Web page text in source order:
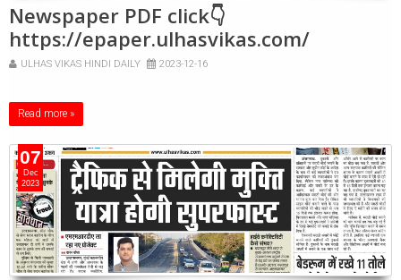
Newspaper PDF click👇
https://epaper.ulhasvikas.com/
ULHAS VIKAS HINDI DAILY 2023-12-16
Read more »
07
Dec
2023